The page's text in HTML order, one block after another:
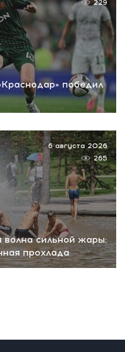
победил
229
волна сильной жары:
прохлада
6 августа 2026
265